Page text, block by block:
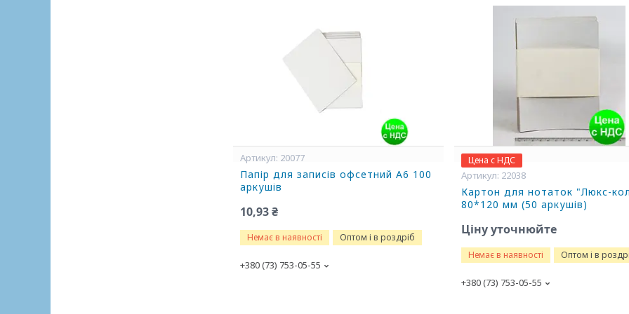
20077
Папір для записів офсетний А6 100
аркушів
10,93 ₴
Немає в наявності Оптом і в роздріб
+380 (73) 753-05-55
Цена с НДС
22038
Картон для нотаток "Люкс-
80*120 мм (50 аркушів)
Ціну уточнюйте
Немає в наявності Оптом і в
+380 (73) 753-05-55